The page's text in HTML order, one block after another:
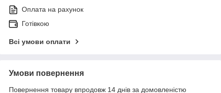
Оплата на рахунок
Готівкою
Всі умови оплати
Умови повернення
Повернення товару впродовж 14 днів за домовленістю